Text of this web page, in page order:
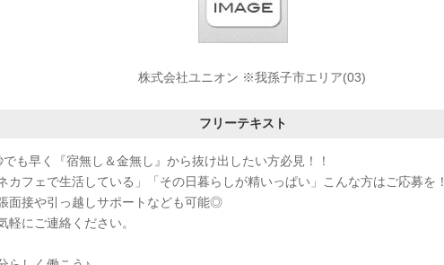
株式会社ユニオン ※我孫子市エリア(03)
フリーテキスト
でも早く『宿無し＆金無し』から抜け出したい方必見！！
ネカフェで生活している」「その日暮らしが精いっぱい」こんな方はご応募を！
面接や引っ越しサポートなども可能◎
軽にご連絡ください。